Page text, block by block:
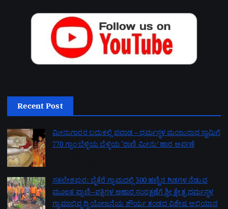
Recent Post
ಮೀನುಗಾರರ ಬದುಕಲ್ಲಿ ಪವಾಡ – ಧರ್ಮಸ್ಥಳ ಮಂಜುನಾಥ ಸ್ವಾಮಿಗೆ
770 ಗ್ರಾಂ ಬೆಳ್ಳಿಯ ಬೆಳ್ಳಿಯ ‘ರಾಣಿ ಮೀನು’ ಹಾರ ಅರ್ಪಣೆ
ಸಕಲೇಶಪುರ: ಬೈಕೆರೆ ಗ್ರಾಮದಲ್ಲಿ 300 ಹಣ್ಣಿನ ಗಿಡಗಳ ನೆಡುವ
ಮೂಲಕ ಪ್ರಾಣಿ–ಪಕ್ಷಿಗಳ ಆಹಾರ ಸಂರಕ್ಷಣೆಗೆ ಶ್ರೀ ಕ್ಷೇತ್ರ ಧರ್ಮಸ್ಥಳ
ಗ್ರಾಮಾಭಿವೃದ್ಧಿ ಯೋಜನೆಯ ಶೌರ್ಯ ತಂಡದ ವಿಶೇಷ ಅಭಿಯಾನ